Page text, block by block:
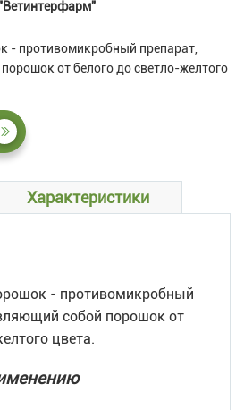
- противомикробный препарат,
от белого до светло-желтого
Характеристики
- противомикробный
собой порошок от
цвета.